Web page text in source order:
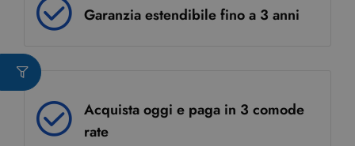
Garanzia estendibile fino a 3 anni
Acquista oggi e paga in 3 comode
rate